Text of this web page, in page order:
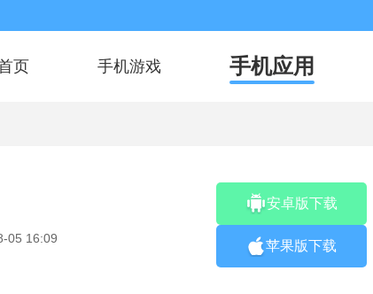
页 手机游戏 手机应用
05 16:09
安卓版下载
苹果版下载